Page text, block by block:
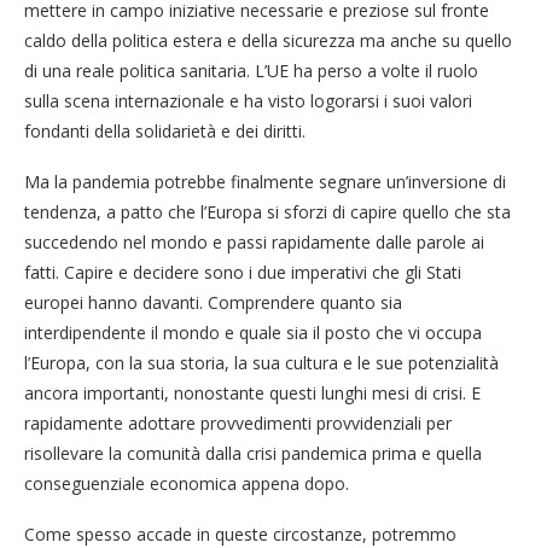
mettere in campo iniziative necessarie e preziose sul fronte
caldo della politica estera e della sicurezza ma anche su quello
di una reale politica sanitaria. L’UE ha perso a volte il ruolo
sulla scena internazionale e ha visto logorarsi i suoi valori
fondanti della solidarietà e dei diritti.
Ma la pandemia potrebbe finalmente segnare un’inversione di
tendenza, a patto che l’Europa si sforzi di capire quello che sta
succedendo nel mondo e passi rapidamente dalle parole ai
fatti. Capire e decidere sono i due imperativi che gli Stati
europei hanno davanti. Comprendere quanto sia
interdipendente il mondo e quale sia il posto che vi occupa
l’Europa, con la sua storia, la sua cultura e le sue potenzialità
ancora importanti, nonostante questi lunghi mesi di crisi. E
rapidamente adottare provvedimenti provvidenziali per
risollevare la comunità dalla crisi pandemica prima e quella
conseguenziale economica appena dopo.
Come spesso accade in queste circostanze, potremmo